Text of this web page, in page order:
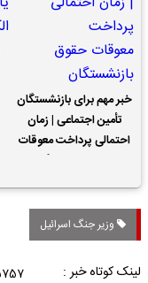
خبر مهم برای بازنشستگان
تأمین اجتماعی | زمان
احتمالی پرداخت معوقات
وزیر جنگ اسرائیل
لینک کوتاه خبر :